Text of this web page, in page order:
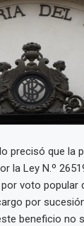
precisó que la
la Ley N.º
voto popular
por
beneficio no